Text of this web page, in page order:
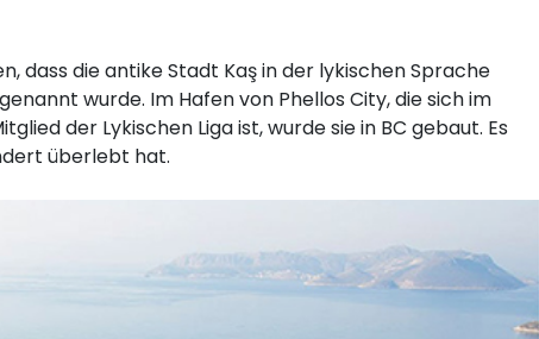
dass die antike Stadt Kaş in der lykischen Sprache
wurde. Im Hafen von Phellos City, die sich im
der Lykischen Liga ist, wurde sie in BC gebaut. Es
überlebt hat.